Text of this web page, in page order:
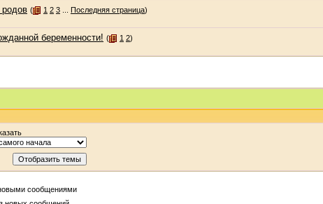
( 1 2 3... Последняя страница)
беременности! ( 1 2)
сообщениями